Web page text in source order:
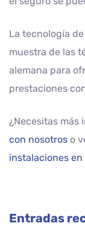
Entradas
La tecnología
muestra de las
alemana para
prestaciones
¿Necesitas más
con nosotros o
instalaciones en